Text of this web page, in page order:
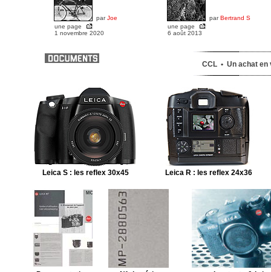
parJoe
une page
1 novembre 2020
parBertrand S
une page
6 août 2013
CCL • Un achat
Leica S : les reflex 30x45 Leica R : les reflex 24x36